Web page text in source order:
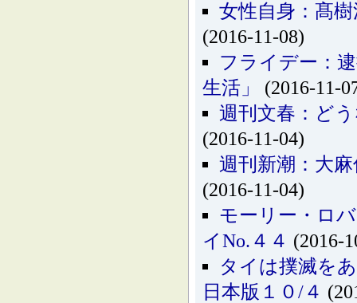
女性自身：髙
(2016-11-08)
フライデー：
生活」
(2016-11-
週刊文春：ど
(2016-11-04)
週刊新潮：大
(2016-11-04)
モーリー・ロ
イNo.４４ (2016-
タイは撲滅を
日本版１０/４